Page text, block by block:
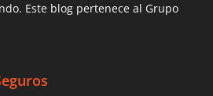
Este blog pertenece al Grupo